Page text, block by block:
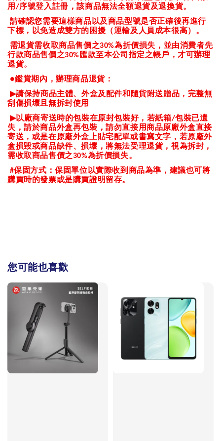
用 /序號登入註冊，該商品無法全額退貨及退換貨。
請確認您需要這樣商品以及商品型號是否正確後再進行
下標，以免造成雙方的困擾（運輸及人員成本很高）。
需退貨需收取商品售價之30%為折價損失，並由消費者先
行款商品售價之30%匯款至本公司指定之帳戶，才可辦理
退貨。
●鑑賞期內，辦理商品退貨：
▶請保持商品主體、外盒及配件和隨貨附送贈品，完整無
刮傷損壞且無拆封使用
▶以廠商寄送時的包裝在原封包裝好，若紙箱/包裝已遺
失，請於商品外盒再包裝，請勿直接用商品原廠外盒直接
寄送，或是在原廠外盒上貼宅配單或書寫文字，若原廠外
盒損毀或商品缺件、損壞，將無法受理退貨，視為拆封，
需收取商品售價之30%為折價損失。
#保固方式：保固單位以實際收到商品為準，建議也可將
購買時的發票或是購買證明留存。
您可能也喜歡